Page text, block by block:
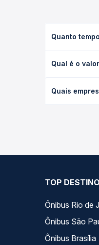
Quanto
executivo ou
Qual é o
de poltrona e
Quais
TOP
Ônibus Rio de
Ônibus São
Ônibus Brasília